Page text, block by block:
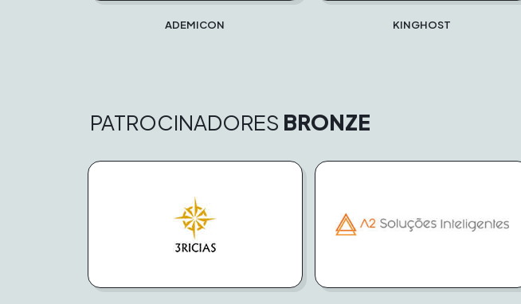
ADEMICON KINGHOST
PATROCINADORES BRONZE